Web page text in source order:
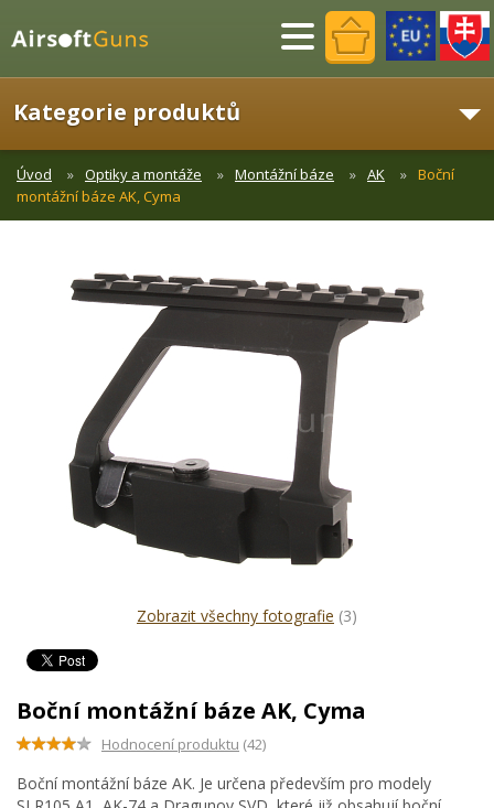
Menu
Kategorie produktů
Úvod Optiky a montáže Montážní báze AK
Boční
montážní báze AK, Cyma
Zobrazit všechny fotografie (3)
Boční montážní báze AK, Cyma
Hodnocení produktu (42)
Boční montážní báze AK. Je určena především pro modely